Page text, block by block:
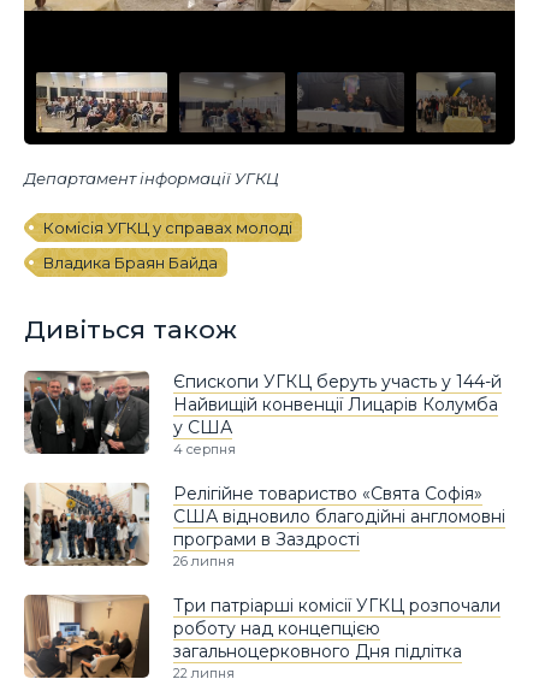
Департамент інформації УГКЦ
Комісія УГКЦ у справах молоді
Владика Браян Байда
Дивіться також
Єпископи УГКЦ беруть участь у 144-й
Найвищій конвенції Лицарів Колумба
у США
4 серпня
Релігійне товариство «Свята Софія»
США відновило благодійні англомовні
програми в Заздрості
26 липня
Три патріарші комісії УГКЦ розпочали
роботу над концепцією
загальноцерковного Дня підлітка
22 липня